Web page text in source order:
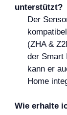
unterstützt?
Der
(ZHA &
der Smart
kann er
Home
Wie erhalte